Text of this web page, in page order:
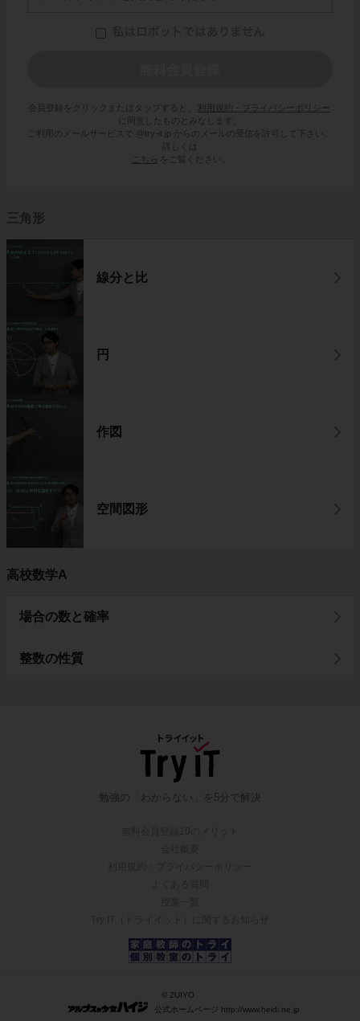
会員登録をクリックまたはタップすると、
利用規約・プライバシーポリシー
に同意したものとみなします。
ご利用のメールサービスで @try-it.jp からのメールの受信を許可して下さい。
詳しくは
こちら
をご覧ください。
三角形
線分と比
円
作図
空間図形
高校数学A
場合の数と確率
整数の性質
勉強の「わからない」を5分で解決
© ZUIYO
公式ホームページ http://www.heidi.ne.jp